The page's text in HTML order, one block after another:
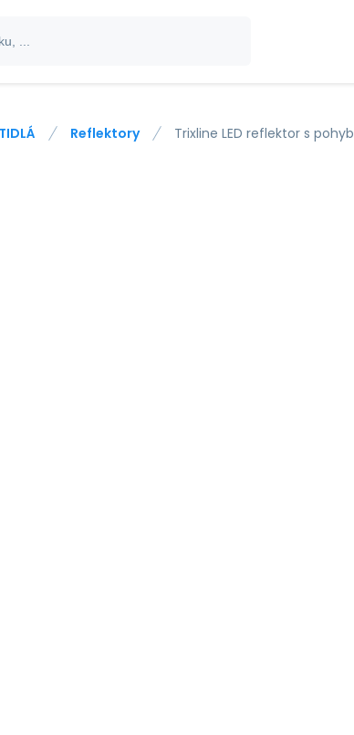
Reflektory Trixline LED reflektor s